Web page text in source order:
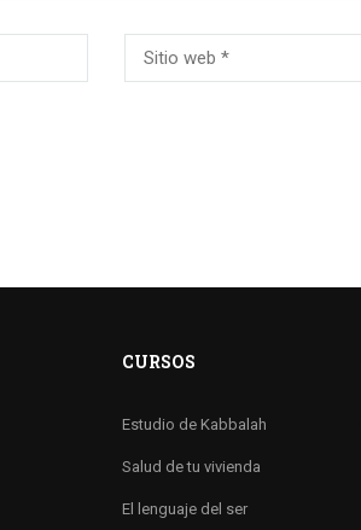
CURSOS
Estudio de Kabbalah
Salud de tu vivienda
El lenguaje del ser